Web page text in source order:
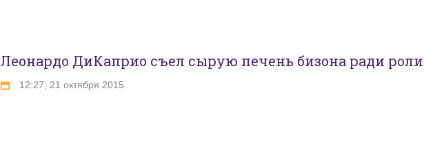
Леонардо ДиКаприо съел сырую печень бизона ради роли
12:27, 21 октября 2015